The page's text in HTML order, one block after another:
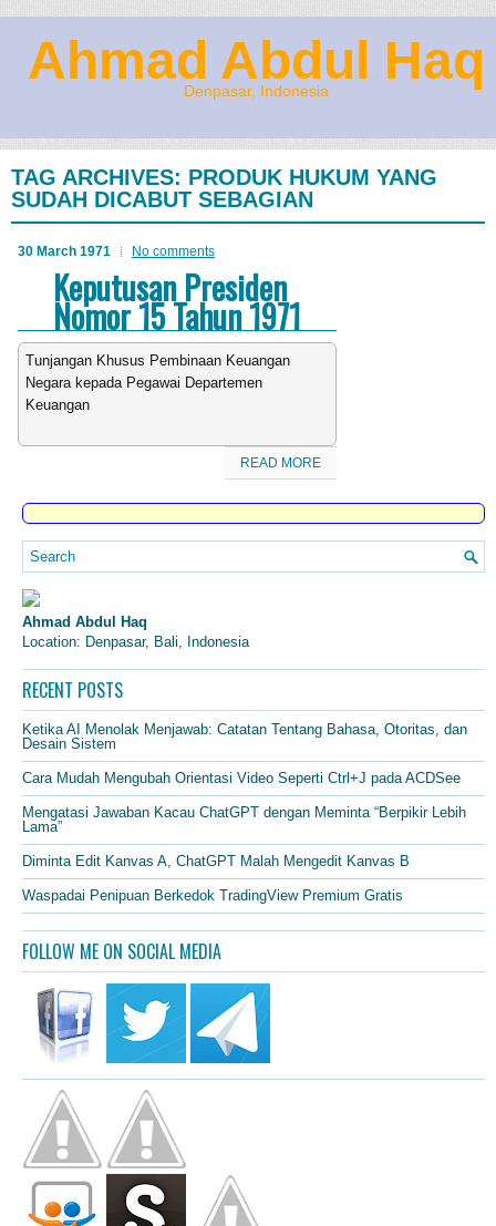
Ahmad Abdul Haq
Denpasar, Indonesia
TAG ARCHIVES: PRODUK HUKUM YANG
SUDAH DICABUT SEBAGIAN
30 March 1971 No comments
Keputusan Presiden
Nomor 15 Tahun 1971
Tunjangan Khusus Pembinaan Keuangan
Negara kepada Pegawai Departemen
Keuangan
READ MORE
Ahmad Abdul Haq
Location: Denpasar, Bali, Indonesia
RECENT POSTS
Ketika AI Menolak Menjawab: Catatan Tentang Bahasa, Otoritas, dan
Desain Sistem
Cara Mudah Mengubah Orientasi Video Seperti Ctrl+J pada ACDSee
Mengatasi Jawaban Kacau ChatGPT dengan Meminta “Berpikir Lebih
Lama”
Diminta Edit Kanvas A, ChatGPT Malah Mengedit Kanvas B
Waspadai Penipuan Berkedok TradingView Premium Gratis
FOLLOW ME ON SOCIAL MEDIA